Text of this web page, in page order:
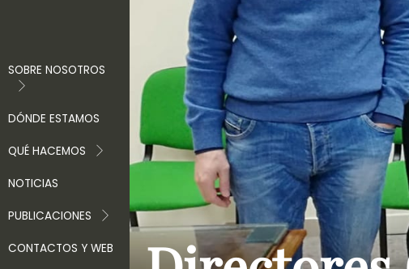
SOBRE NOSOTROS
DÓNDE ESTAMOS
QUÉ HACEMOS
NOTICIAS
PUBLICACIONES
CONTACTOS Y WEB